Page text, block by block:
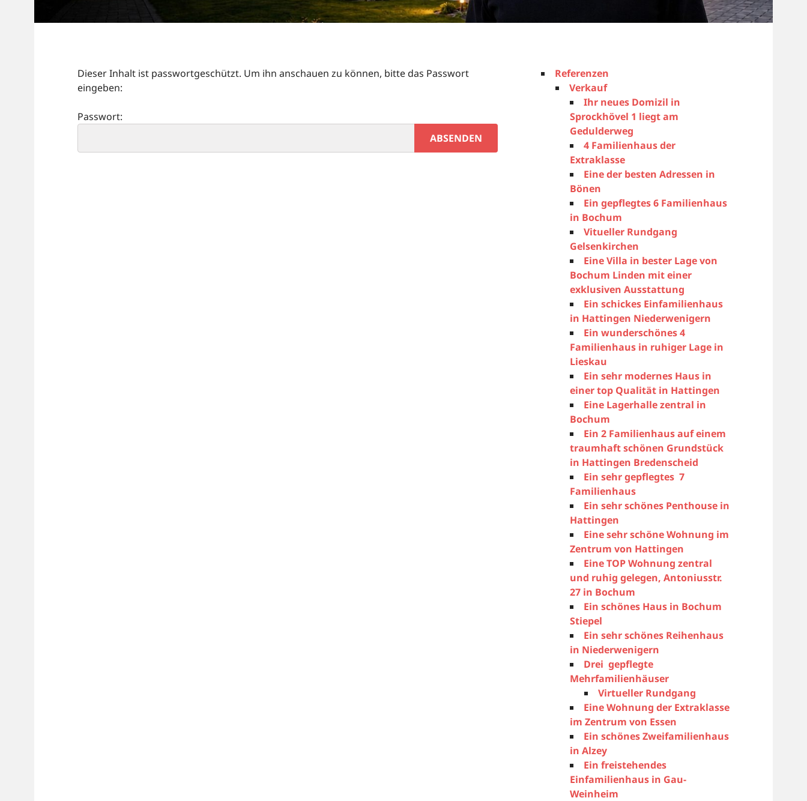
Dieser Inhalt ist passwortgeschützt. Um ihn anschauen zu können, bitte das Passwort
eingeben:
Passwort:
Referenzen
Verkauf
Ihr neues Domizil in
Sprockhövel 1 liegt am
Gedulderweg
4 Familienhaus der
Extraklasse
Eine der besten Adressen in
Bönen
Ein gepflegtes 6 Familienhaus
in Bochum
Vitueller Rundgang
Gelsenkirchen
Eine Villa in bester Lage von
Bochum Linden mit einer
exklusiven Ausstattung
Ein schickes Einfamilienhaus
in Hattingen Niederwenigern
Ein wunderschönes 4
Familienhaus in ruhiger Lage in
Lieskau
Ein sehr modernes Haus in
einer top Qualität in Hattingen
Eine Lagerhalle zentral in
Bochum
Ein 2 Familienhaus auf einem
traumhaft schönen Grundstück
in Hattingen Bredenscheid
Ein sehr gepflegtes 7
Familienhaus
Ein sehr schönes Penthouse in
Hattingen
Eine sehr schöne Wohnung im
Zentrum von Hattingen
Eine TOP Wohnung zentral
und ruhig gelegen, Antoniusstr.
27 in Bochum
Ein schönes Haus in Bochum
Stiepel
Ein sehr schönes Reihenhaus
in Niederwenigern
Drei gepflegte
Mehrfamilienhäuser
Virtueller Rundgang
Eine Wohnung der Extraklasse
im Zentrum von Essen
Ein schönes Zweifamilienhaus
in Alzey
Ein freistehendes
Einfamilienhaus in Gau-
Weinheim